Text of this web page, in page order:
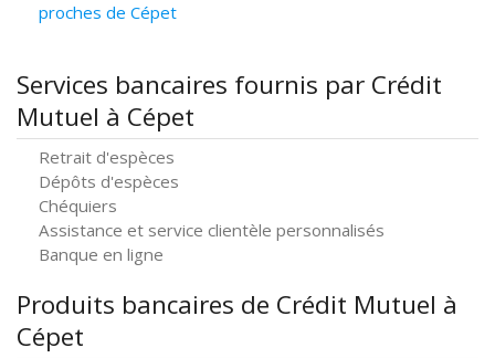
proches de Cépet
Services bancaires fournis par Crédit
Mutuel à Cépet
Retrait d'espèces
Dépôts d'espèces
Chéquiers
Assistance et service clientèle personnalisés
Banque en ligne
Produits bancaires de Crédit Mutuel à
Cépet